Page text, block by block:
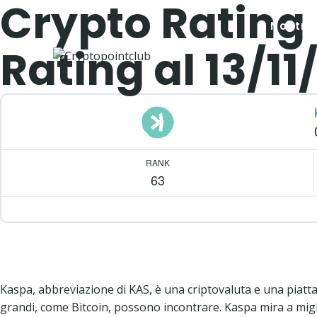
Salta
al
contenuto
I Nostri
Crypto Rating
Rating al 13/
RANK
63
Kaspa, abbreviazione di KAS, è una criptovaluta e una
grandi, come Bitcoin, possono incontrare. Kaspa mira a